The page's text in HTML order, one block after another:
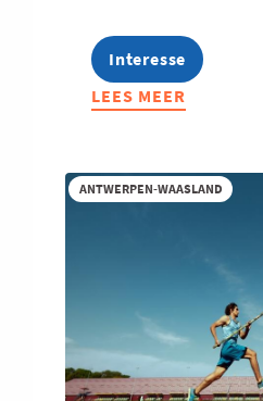
Interesse
LEES MEER
ABOUT
NU
KANDIDAAT:
2027
ANTWERPEN-WAASLAND